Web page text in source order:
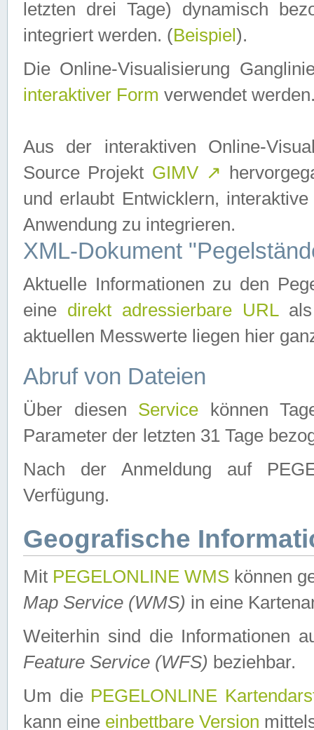
letzten drei Tage) dynamisch
integriert werden. (Beispiel ).
Die Online-Visualisierung
interaktiver Form verwendet
Aus der interaktiven Online-
Source Projekt GIMV ↗
und erlaubt Entwicklern,
Anwendung zu integrieren.
XML-Dokument
Aktuelle Informationen zu den
eine direkt adressierbare URLals
aktuellen Messwerte liegen hier
Abruf von Dateien
Über diesen Service können
Parameter der letzten 31 Tage
Nach der Anmeldung auf
Verfügung.
Geografische
Mit PEGELONLINE WMS können
Map Service (WMS) in eine
Weiterhin sind die Informationen
Feature Service (WFS) beziehbar.
Um die PEGELONLINE
kann eine einbettbare Version